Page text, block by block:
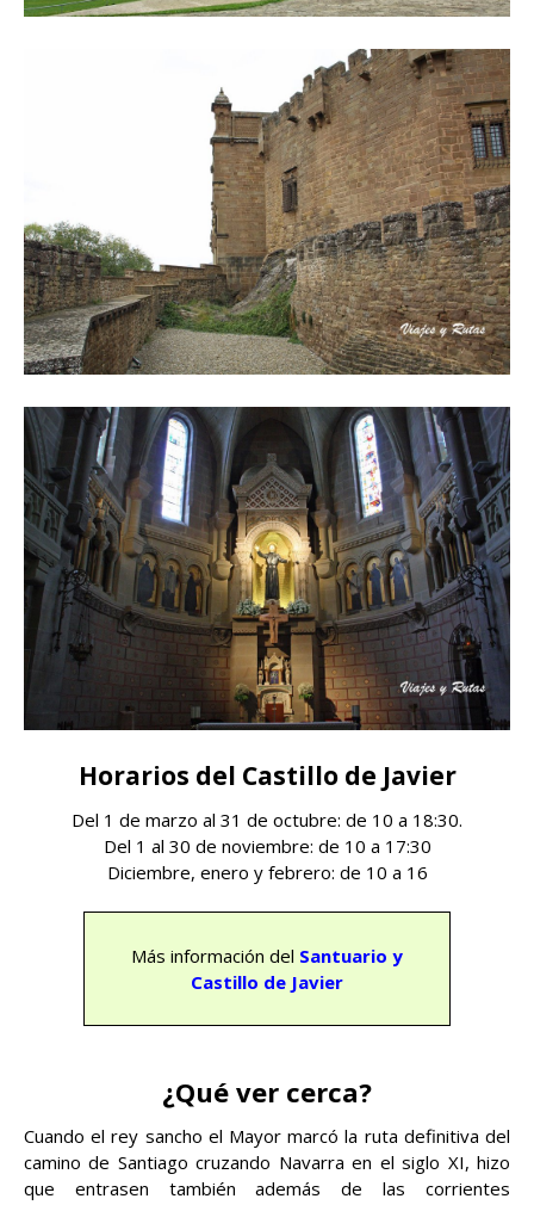
Horarios del Castillo de Javier
Del 1 de marzo al 31 de octubre: de 10 a 18:30.
Del 1 al 30 de noviembre: de 10 a 17:30
Diciembre, enero y febrero: de 10 a 16
Más información del Santuario y
Castillo de Javier
¿Qué ver cerca?
Cuando el rey sancho el Mayor marcó la ruta definitiva del
camino de Santiago cruzando Navarra en el siglo XI, hizo
que entrasen también además de las corrientes